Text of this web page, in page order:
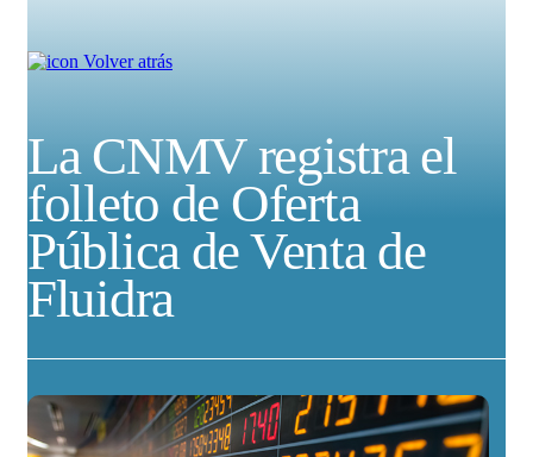
Volver atrás
La CNMV registra el
folleto de Oferta
Pública de Venta de
Fluidra